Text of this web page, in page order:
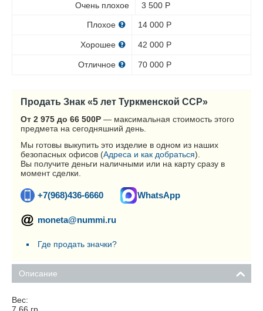
Очень плохое 3 500 Р
Плохое 14 000 Р
Хорошее 42 000 Р
Отличное 70 000 Р
Продать Знак «5 лет Туркменской ССР»
От 2 975 до 66 500Р — максимальная стоимость этого
предмета на сегодняшний день.
Мы готовы выкупить это изделие в одном из наших
безопасных офисов (Адреса и как добраться).
Вы получите деньги наличными или на карту сразу в
момент сделки.
+7(968)436-6660 WhatsApp
moneta@nummi.ru
Где продать значки?
Описание
Вес: